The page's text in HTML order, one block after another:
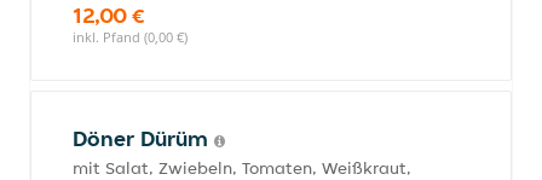
12,00 €
inkl. Pfand (0,00 €)
Döner Dürüm
mit Salat, Zwiebeln, Tomaten, Weißkraut,